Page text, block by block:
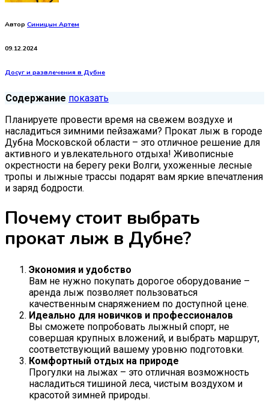
Автор Синицын Артем
09.12.2024
Досуг и развлечения в Дубне
Содержание показать
Планируете провести время на свежем воздухе и
насладиться зимними пейзажами? Прокат лыж в городе
Дубна Московской области – это отличное решение для
активного и увлекательного отдыха! Живописные
окрестности на берегу реки Волги, ухоженные лесные
тропы и лыжные трассы подарят вам яркие впечатления
и заряд бодрости.
Почему стоит выбрать
прокат лыж в Дубне?
Экономия и удобство
Вам не нужно покупать дорогое оборудование –
аренда лыж позволяет пользоваться
качественным снаряжением по доступной цене.
Идеально для новичков и профессионалов
Вы сможете попробовать лыжный спорт, не
совершая крупных вложений, и выбрать маршрут,
соответствующий вашему уровню подготовки.
Комфортный отдых на природе
Прогулки на лыжах – это отличная возможность
насладиться тишиной леса, чистым воздухом и
красотой зимней природы.